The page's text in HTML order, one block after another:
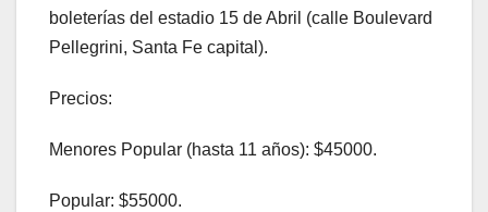
boleterías del estadio 15 de Abril (calle Boulevard
Pellegrini, Santa Fe capital).
Precios:
Menores Popular (hasta 11 años): $45000.
Popular: $55000.